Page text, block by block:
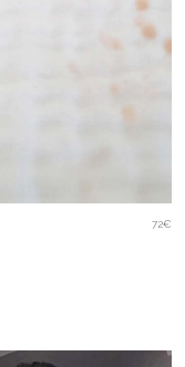
72€